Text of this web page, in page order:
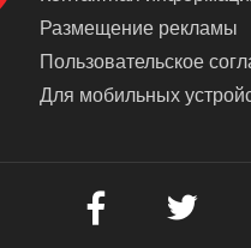
Размещение рекламы
Пользовательское
Для мобильных